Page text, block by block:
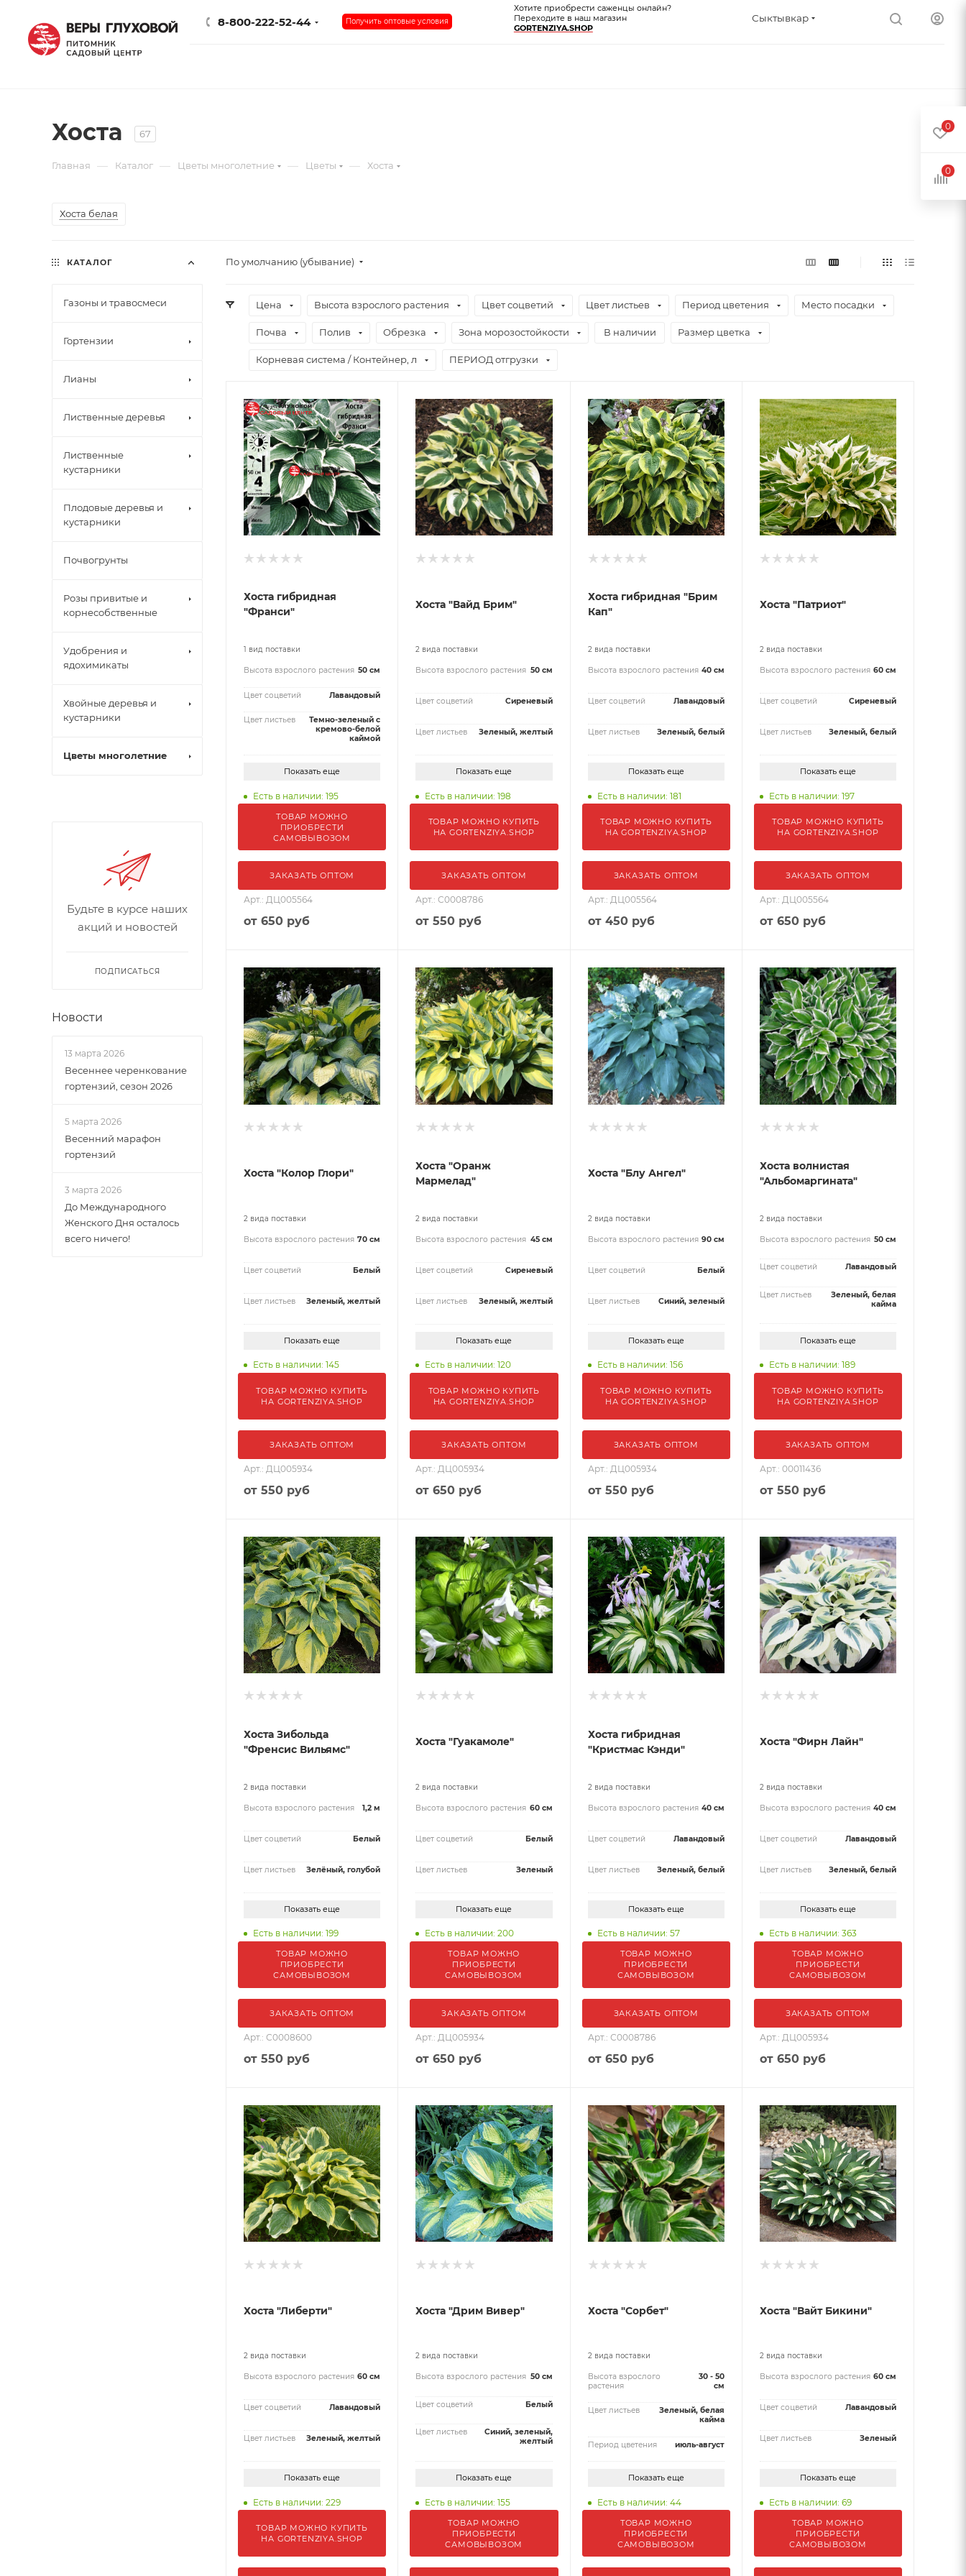
8-800-222-52-44 Получить оптовые условия
Хотите приобрести саженцы онлайн?
Переходите в наш магазин
GORTENZIYA.SHOP
Сыктывкар
Хоста 67
Главная — Каталог — Цветы многолетние — Цветы — Хоста
Хоста белая
По умолчанию (убывание)
Цена Высота взрослого растения Цвет соцветий Цвет листьев Период цветения Место посадки
Почва Полив Обрезка Зона морозостойкости В наличии Размер цветка
Корневая система / Контейнер, л ПЕРИОД отгрузки
Хоста гибридная
"Франси"
1 вид поставки
Высота взрослого растения 50 см
Цвет соцветий Лавандовый
Цвет листьев
Темно-зеленый с
кремово-белой
каймой
Показать еще
Есть в наличии: 195
ТОВАР МОЖНО
ПРИОБРЕСТИ
САМОВЫВОЗОМ
ЗАКАЗАТЬ ОПТОМ
Арт.: ДЦ005564
от 650 руб
Хоста "Вайд Брим"
2 вида поставки
Высота взрослого растения 50 см
Цвет соцветий Сиреневый
Цвет листьев Зеленый, желтый
Показать еще
Есть в наличии: 198
ТОВАР МОЖНО КУПИТЬ
НА GORTENZIYA.SHOP
ЗАКАЗАТЬ ОПТОМ
Арт.: С0008786
от550 руб
Хоста гибридная "Брим
Кап"
2 вида поставки
Высота взрослого растения 40 см
Цвет соцветий Лавандовый
Цвет листьев Зеленый, белый
Показать еще
Есть в наличии: 181
ТОВАР МОЖНО КУПИТЬ
НА GORTENZIYA.SHOP
ЗАКАЗАТЬ ОПТОМ
Арт.: ДЦ005564
от 450 руб
Хоста "Патриот"
2 вида поставки
Высота взрослого растения 60 см
Цвет соцветий Сиреневый
Цвет листьев Зеленый, белый
Показать еще
Есть в наличии: 197
ТОВАР МОЖНО КУПИТЬ
НА GORTENZIYA.SHOP
ЗАКАЗАТЬ ОПТОМ
Арт.: ДЦ005564
от 650 руб
Хоста "Колор Глори"
2 вида поставки
Высота взрослого растения 70 см
Цвет соцветий Белый
Цвет листьев Зеленый, желтый
Показать еще
Есть в наличии: 145
ТОВАР МОЖНО КУПИТЬ
НА GORTENZIYA.SHOP
ЗАКАЗАТЬ ОПТОМ
Арт.: ДЦ005934
от 550 руб
Хоста "Оранж
Мармелад"
2 вида поставки
Высота взрослого растения 45 см
Цвет соцветий Сиреневый
Цвет листьев Зеленый, желтый
Показать еще
Есть в наличии: 120
ТОВАР МОЖНО КУПИТЬ
НА GORTENZIYA.SHOP
ЗАКАЗАТЬ ОПТОМ
Арт.: ДЦ005934
от650 руб
Хоста "Блу Ангел"
2 вида поставки
Высота взрослого растения 90 см
Цвет соцветий Белый
Цвет листьев Синий, зеленый
Показать еще
Есть в наличии: 156
ТОВАР МОЖНО КУПИТЬ
НА GORTENZIYA.SHOP
ЗАКАЗАТЬ ОПТОМ
Арт.: ДЦ005934
от 550 руб
Хоста волнистая
"Альбомаргината"
2 вида поставки
Высота взрослого растения 50 см
Цвет соцветий Лавандовый
Цвет листьев
Зеленый, белая
кайма
Показать еще
Есть в наличии: 189
ТОВАР МОЖНО КУПИТЬ
НА GORTENZIYA.SHOP
ЗАКАЗАТЬ ОПТОМ
Арт.: 00011436
от 550 руб
Хоста Зибольда
"Френсис Вильямс"
2 вида поставки
Высота взрослого растения 1,2 м
Цвет соцветий Белый
Цвет листьев Зелёный, голубой
Показать еще
Есть в наличии: 199
ТОВАР МОЖНО
ПРИОБРЕСТИ
САМОВЫВОЗОМ
ЗАКАЗАТЬ ОПТОМ
Арт.: С0008600
от 550 руб
Хоста "Гуакамоле"
2 вида поставки
Высота взрослого растения 60 см
Цвет соцветий Белый
Цвет листьев Зеленый
Показать еще
Есть в наличии: 200
ТОВАР МОЖНО
ПРИОБРЕСТИ
САМОВЫВОЗОМ
ЗАКАЗАТЬ ОПТОМ
Арт.: ДЦ005934
от650 руб
Хоста гибридная
"Кристмас Кэнди"
2 вида поставки
Высота взрослого растения 40 см
Цвет соцветий Лавандовый
Цвет листьев Зеленый, белый
Показать еще
Есть в наличии: 57
ТОВАР МОЖНО
ПРИОБРЕСТИ
САМОВЫВОЗОМ
ЗАКАЗАТЬ ОПТОМ
Арт.: С0008786
от 650 руб
Хоста "Фирн Лайн"
2 вида поставки
Высота взрослого растения 40 см
Цвет соцветий Лавандовый
Цвет листьев Зеленый, белый
Показать еще
Есть в наличии: 363
ТОВАР МОЖНО
ПРИОБРЕСТИ
САМОВЫВОЗОМ
ЗАКАЗАТЬ ОПТОМ
Арт.: ДЦ005934
от 650 руб
Хоста "Либерти"
2 вида поставки
Высота взрослого растения 60 см
Цвет соцветий Лавандовый
Цвет листьев Зеленый, желтый
Показать еще
Есть в наличии: 229
ТОВАР МОЖНО КУПИТЬ
НА GORTENZIYA.SHOP
Хоста "Дрим Вивер"
2 вида поставки
Высота взрослого растения 50 см
Цвет соцветий Белый
Цвет листьев
Синий, зеленый,
желтый
Показать еще
Есть в наличии: 155
ТОВАР МОЖНО
ПРИОБРЕСТИ
САМОВЫВОЗОМ
Хоста "Сорбет"
2 вида поставки
Высота взрослого
растения
30 - 50
см
Цвет листьев
Зеленый, белая
кайма
Период цветения июль-август
Показать еще
Есть в наличии: 44
ТОВАР МОЖНО
ПРИОБРЕСТИ
САМОВЫВОЗОМ
Хоста "Вайт Бикини"
2 вида поставки
Высота взрослого растения 60 см
Цвет соцветий Лавандовый
Цвет листьев Зеленый
Показать еще
Есть в наличии: 69
ТОВАР МОЖНО
ПРИОБРЕСТИ
САМОВЫВОЗОМ
КАТАЛОГ
Газоны и травосмеси
Гортензии
Лианы
Лиственные деревья
Лиственные
кустарники
Плодовые деревья и
кустарники
Почвогрунты
Розы привитые и
корнесобственные
Удобрения и
ядохимикаты
Хвойные деревья и
кустарники
Цветы многолетние
Будьте в курсе наших
акций и новостей
ПОДПИСАТЬСЯ
Новости
13 марта 2026
Весеннее черенкование
гортензий, сезон 2026
5 марта 2026
Весенний марафон
гортензий
3 марта 2026
До Международного
Женского Дня осталось
всего ничего!
0
0